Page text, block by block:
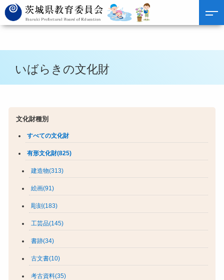
いばらきの文化財
文化財種別
すべての文化財
有形文化財(825)
建造物(313)
絵画(91)
彫刻(183)
工芸品(145)
書跡(34)
古文書(10)
考古資料(35)